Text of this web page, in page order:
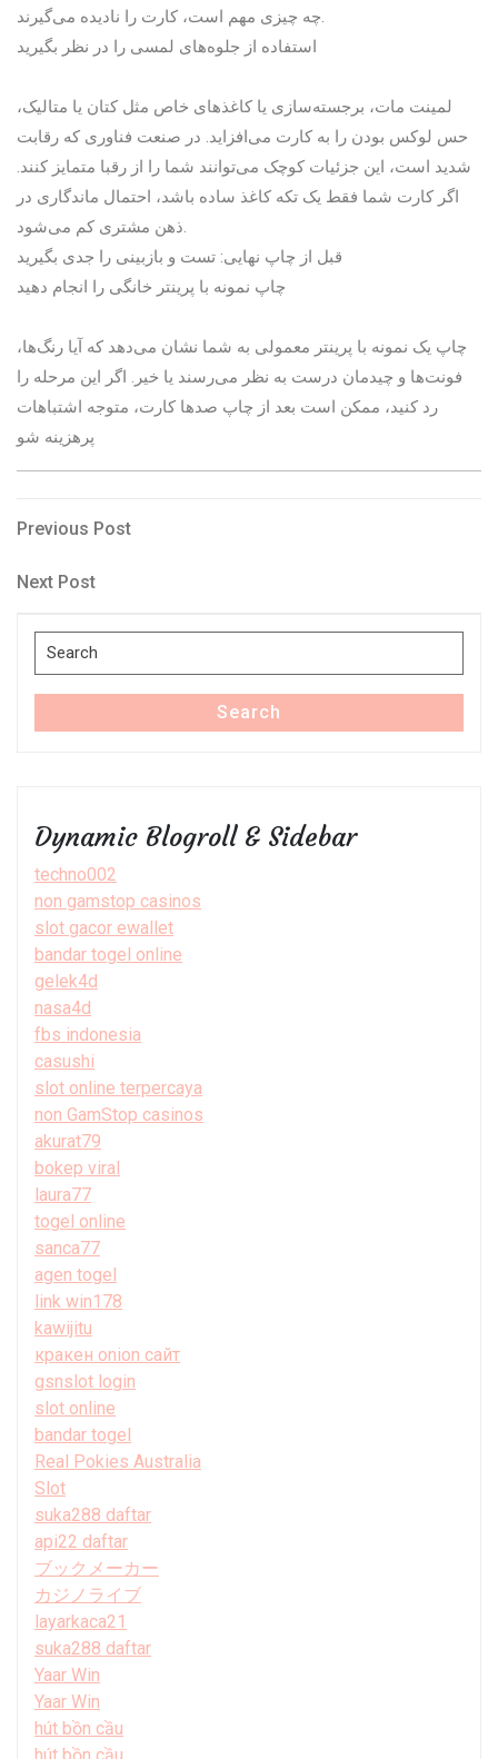
چه چیزی مهم است، کارت را نادیده می‌گیرند.
استفاده از جلوه‌های لمسی را در نظر بگیرید
لمینت مات، برجسته‌سازی یا کاغذهای خاص مثل کتان یا متالیک،
حس لوکس بودن را به کارت می‌افزاید. در صنعت فناوری که رقابت
شدید است، این جزئیات کوچک می‌توانند شما را از رقبا متمایز کنند.
اگر کارت شما فقط یک تکه کاغذ ساده باشد، احتمال ماندگاری در
ذهن مشتری کم می‌شود.
قبل از چاپ نهایی: تست و بازبینی را جدی بگیرید
چاپ نمونه با پرینتر خانگی را انجام دهید
چاپ یک نمونه با پرینتر معمولی به شما نشان می‌دهد که آیا رنگ‌ها،
فونت‌ها و چیدمان درست به نظر می‌رسند یا خیر. اگر این مرحله را
رد کنید، ممکن است بعد از چاپ صدها کارت، متوجه اشتباهات
پرهزینه شو
Post
navigation
Previous
Previous Post
Next
Next Post
Search
for:
Search
Dynamic Blogroll & Sidebar
techno002
non gamstop casinos
slot gacor ewallet
bandar togel online
gelek4d
nasa4d
fbs indonesia
casushi
slot online terpercaya
non GamStop casinos
akurat79
bokep viral
laura77
togel online
sanca77
agen togel
link win178
kawijitu
кракен onion сайт
gsnslot login
slot online
bandar togel
Real Pokies Australia
Slot
suka288 daftar
api22 daftar
ブックメーカー
カジノライブ
layarkaca21
suka288 daftar
Yaar Win
Yaar Win
hút bồn cầu